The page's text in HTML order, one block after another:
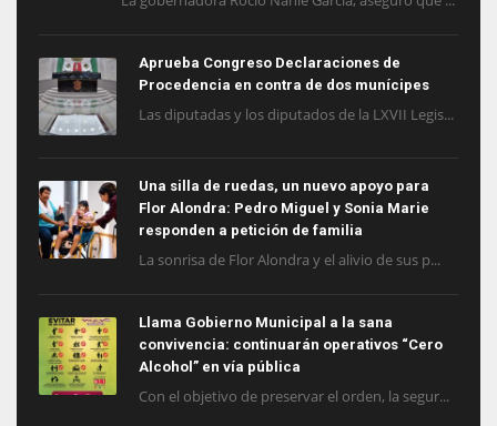
Aprueba Congreso Declaraciones de
Procedencia en contra de dos munícipes
Las diputadas y los diputados de la LXVII Legis...
Una silla de ruedas, un nuevo apoyo para
Flor Alondra: Pedro Miguel y Sonia Marie
responden a petición de familia
La sonrisa de Flor Alondra y el alivio de sus p...
Llama Gobierno Municipal a la sana
convivencia: continuarán operativos “Cero
Alcohol” en vía pública
Con el objetivo de preservar el orden, la segur...